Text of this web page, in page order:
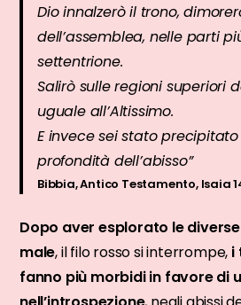
Dio innalzerò il trono,
dell’assemblea, nelle parti
settentrione.
Salirò sulle regioni superiori
uguale all’Altissimo.
E invece sei stato
profondità dell’abisso”
Bibbia, Antico Testamento, Isaia
Dopo aver esplorato le
male, il filo rosso si interrompe, i
fanno più morbidi in favore di